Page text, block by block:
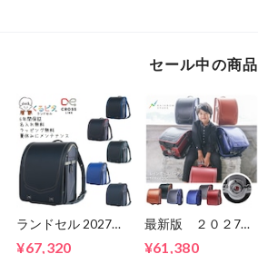
セール中の商品
ランドセル 2027年
¥67,320
最新版 ２０２7
¥61,380